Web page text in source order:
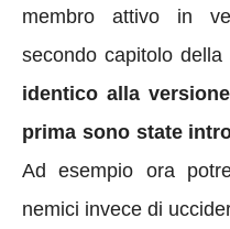
membro attivo in
secondo capitolo della
identico alla
prima sono state
Ad esempio ora
nemici invece di